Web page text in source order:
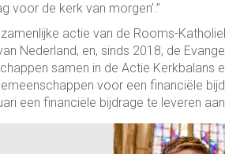
voor de kerk van morgen’.”
actie van de Rooms-
Nederland, en, sinds 2018, de
samen in de Actie Kerkbalans
voor een financiële
een financiële bijdrage te leveren